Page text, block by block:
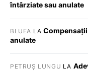
întârziate sau anulate
BLUEA LA
anulate
PETRUȘ LUNGU LA